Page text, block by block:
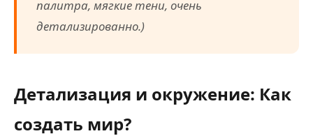
палитра, мягкие тени, очень
детализированно.)
Детализация и окружение: Как
создать мир?